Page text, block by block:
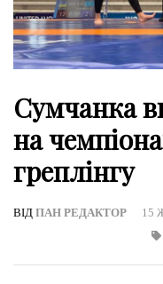
Сумчанка
на
греплінгу
ВІД ПАН РЕДАКТОР
15